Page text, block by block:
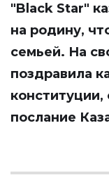
"Black Star"
на родину,
семьей. На
поздравила
конституции,
послание